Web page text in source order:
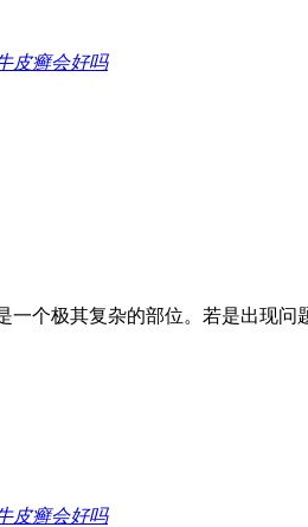
皮癣会好吗
个极其复杂的部位。若是出现
皮癣会好吗